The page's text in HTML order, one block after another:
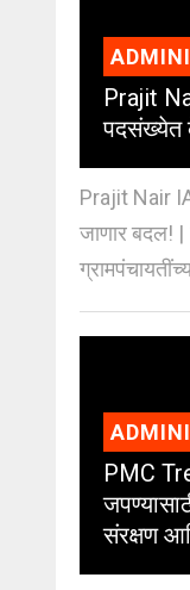
Prajit
पदसंख्येत
Prajit Nair
जाणार बदल! |
PMC
संरक्षण